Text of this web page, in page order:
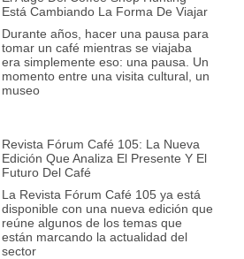
Está Cambiando La Forma De Viajar
Durante años, hacer una pausa para
tomar un café mientras se viajaba
era simplemente eso: una pausa. Un
momento entre una visita cultural, un
museo
Revista Fórum Café 105: La Nueva
Edición Que Analiza El Presente Y El
Futuro Del Café
La Revista Fórum Café 105 ya está
disponible con una nueva edición que
reúne algunos de los temas que
están marcando la actualidad del
sector